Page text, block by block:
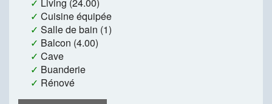
✓ Living (24.00)
✓ Cuisine équipée
✓ Salle de bain (1)
✓ Balcon (4.00)
✓ Cave
✓ Buanderie
✓ Rénové